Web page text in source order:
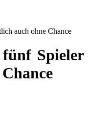
auch ohne Chance
Spieler